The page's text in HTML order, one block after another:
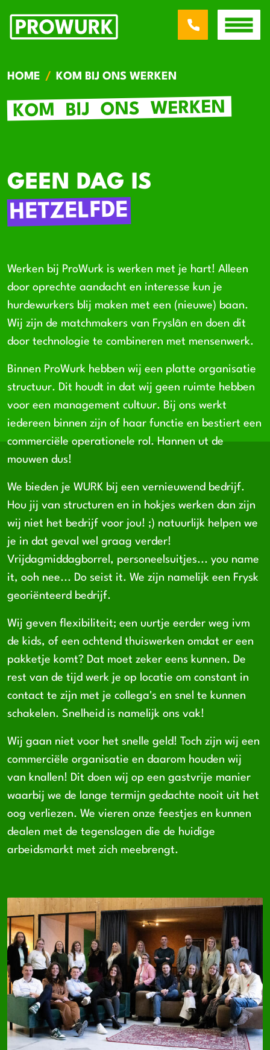
HOME KOM BIJ ONS WERKEN
KOM BIJ ONS WERKEN
GEEN DAG IS
HETZELFDE
Werken bij ProWurk is werken met je hart! Alleen
door oprechte aandacht en interesse kun je
hurdewurkers blij maken met een (nieuwe) baan.
Wij zijn de matchmakers van Fryslân en doen dit
door technologie te combineren met mensenwerk.
Binnen ProWurk hebben wij een platte organisatie
structuur. Dit houdt in dat wij geen ruimte hebben
voor een management cultuur. Bij ons werkt
iedereen binnen zijn of haar functie en bestiert een
commerciële operationele rol. Hannen ut de
mouwen dus!
We bieden je WURK bij een vernieuwend bedrijf.
Hou jij van structuren en in hokjes werken dan zijn
wij niet het bedrijf voor jou! ;) natuurlijk helpen we
je in dat geval wel graag verder!
Vrijdagmiddagborrel, personeelsuitjes... you name
it, ooh nee... Do seist it. We zijn namelijk een Frysk
georiënteerd bedrijf.
Wij geven flexibiliteit; een uurtje eerder weg ivm
de kids, of een ochtend thuiswerken omdat er een
pakketje komt? Dat moet zeker eens kunnen. De
rest van de tijd werk je op locatie om constant in
contact te zijn met je collega's en snel te kunnen
schakelen. Snelheid is namelijk ons vak!
Wij gaan niet voor het snelle geld! Toch zijn wij een
commerciële organisatie en daarom houden wij
van knallen! Dit doen wij op een gastvrije manier
waarbij we de lange termijn gedachte nooit uit het
oog verliezen. We vieren onze feestjes en kunnen
dealen met de tegenslagen die de huidige
arbeidsmarkt met zich meebrengt.